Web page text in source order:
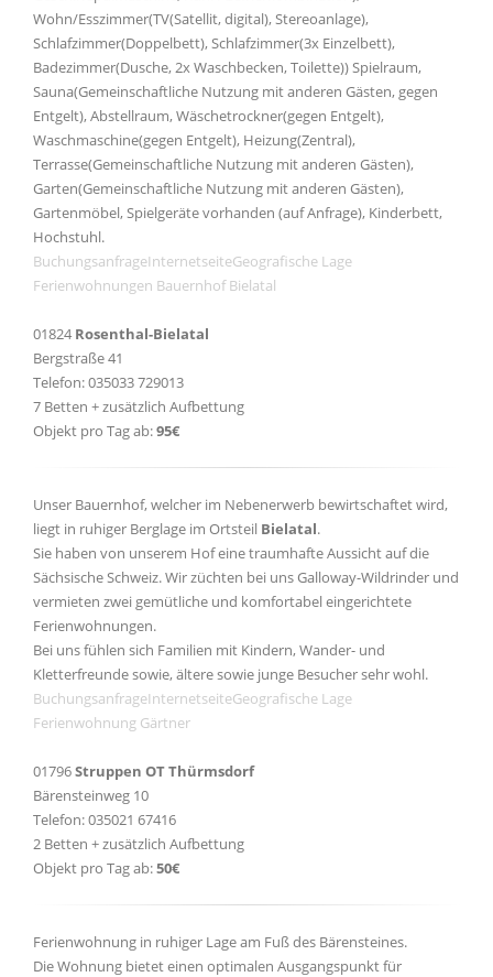
Wohn/Esszimmer(TV(Satellit, digital), Stereoanlage),
Schlafzimmer(Doppelbett), Schlafzimmer(3x Einzelbett),
Badezimmer(Dusche, 2x Waschbecken, Toilette)) Spielraum,
Sauna(Gemeinschaftliche Nutzung mit anderen Gästen, gegen
Entgelt), Abstellraum, Wäschetrockner(gegen Entgelt),
Waschmaschine(gegen Entgelt), Heizung(Zentral),
Terrasse(Gemeinschaftliche Nutzung mit anderen Gästen),
Garten(Gemeinschaftliche Nutzung mit anderen Gästen),
Gartenmöbel, Spielgeräte vorhanden (auf Anfrage), Kinderbett,
Hochstuhl.
BuchungsanfrageInternetseiteGeografische Lage
Ferienwohnungen Bauernhof Bielatal
01824 Rosenthal-Bielatal
Bergstraße 41
Telefon: 035033 729013
7 Betten + zusätzlich Aufbettung
Objekt pro Tag ab:95€
Unser Bauernhof, welcher im Nebenerwerb bewirtschaftet wird,
liegt in ruhiger Berglage im Ortsteil Bielatal.
Sie haben von unserem Hof eine traumhafte Aussicht auf die
Sächsische Schweiz. Wir züchten bei uns Galloway-Wildrinder und
vermieten zwei gemütliche und komfortabel eingerichtete
Ferienwohnungen.
Bei uns fühlen sich Familien mit Kindern, Wander- und
Kletterfreunde sowie, ältere sowie junge Besucher sehr wohl.
BuchungsanfrageInternetseiteGeografische Lage
Ferienwohnung Gärtner
01796Struppen OT Thürmsdorf
Bärensteinweg 10
Telefon: 035021 67416
2 Betten + zusätzlich Aufbettung
Objekt pro Tag ab:50€
Ferienwohnung in ruhiger Lage am Fuß des Bärensteines.
Die Wohnung bietet einen optimalen Ausgangspunkt für